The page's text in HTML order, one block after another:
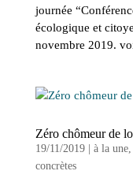
journée
écologique et
novembre 2019.
Zéro chômeur de
19/11/2019| à la une,
concrètes